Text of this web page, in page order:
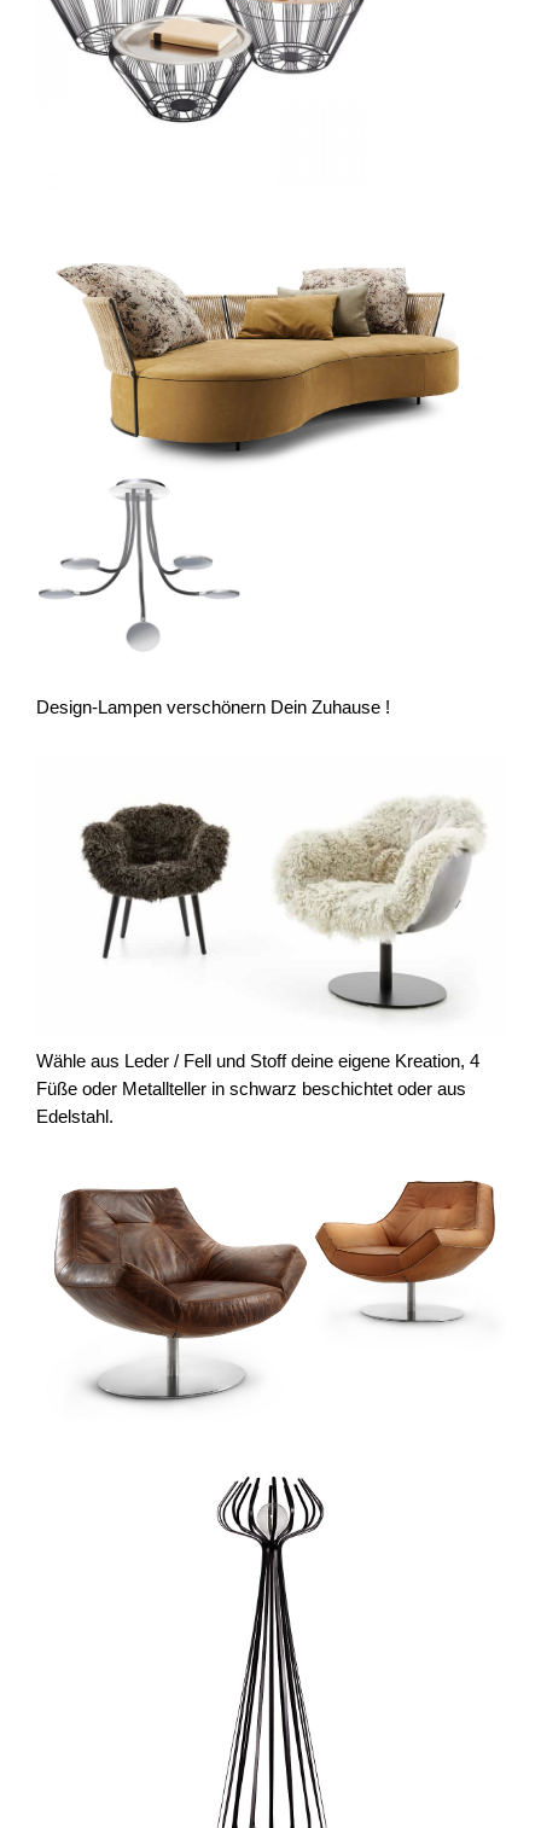
Design-Lampen verschönern Dein Zuhause !
Wähle aus Leder / Fell und Stoff deine eigene Kreation, 4
Füße oder Metallteller in schwarz beschichtet oder aus
Edelstahl.